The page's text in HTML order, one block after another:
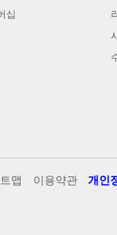
십
맵 이용약관 개인